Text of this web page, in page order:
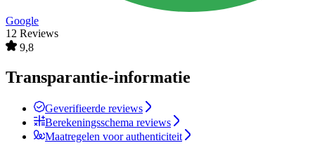
Google
12 Reviews
9,8
Transparantie-informatie
Geverifieerde reviews
Berekeningsschema reviews
Maatregelen voor authenticiteit